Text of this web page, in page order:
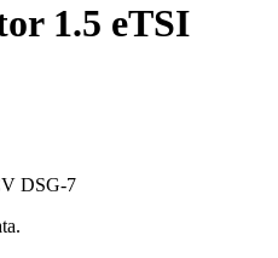
1.5 eTSI
DSG-7